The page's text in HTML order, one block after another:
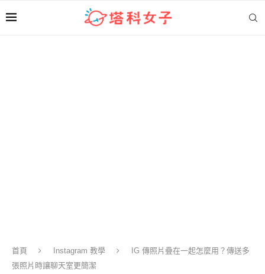
首頁 Instagram 教學
IG 傳照片疊在一起怎麼用？傳送多
張照片時讓聊天室更簡潔